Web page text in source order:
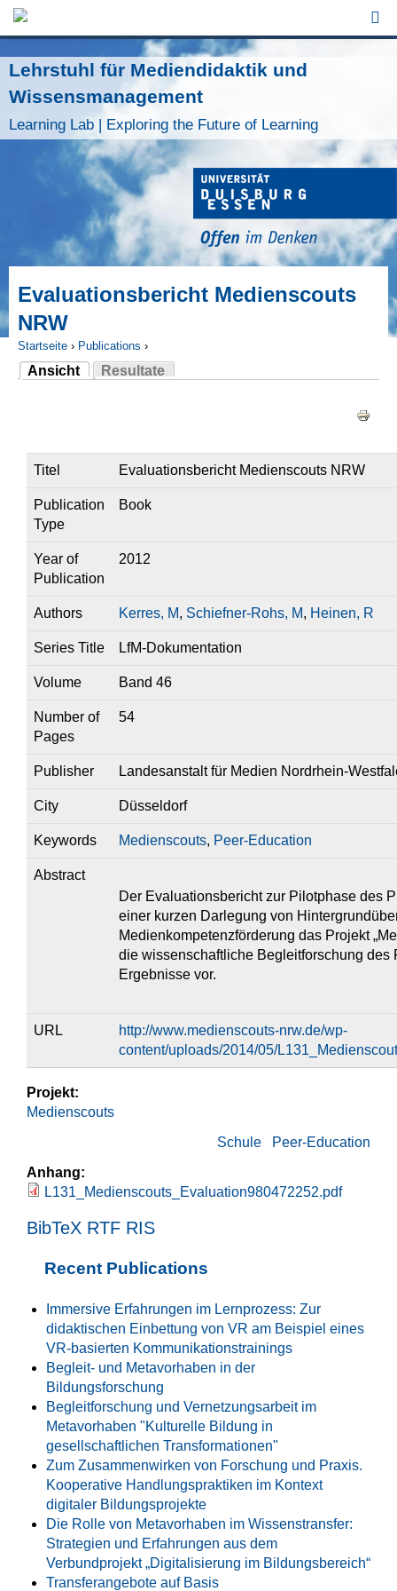
Jump to Navigation
Lehrstuhl für Mediendidaktik und
Wissensmanagement
Learning Lab | Exploring the Future of Learning
Evaluationsbericht Medienscouts
NRW
Sie sind hier
Startseite › Publications ›
Ansicht
(aktiver Reiter)
Resultate
Titel Evaluationsbericht Medienscouts NRW
Publication
Type
Book
Year of
Publication
2012
Authors Kerres, M, Schiefner-Rohs, M, Heinen, R
Series Title LfM-Dokumentation
Volume Band 46
Number of
Pages
54
Publisher Landesanstalt für Medien Nordrhein-
City Düsseldorf
Keywords Medienscouts, Peer-Education
Abstract
Der Evaluationsbericht zur Pilotphase des
einer kurzen Darlegung von
Medienkompetenzförderung das Projekt
die wissenschaftliche Begleitforschung des
Ergebnisse vor.
URL
http://www.medienscouts-nrw.de/wp-
content/uploads/2014/05/
Projekt:
Medienscouts
Peer-Education
Schule
Anhang:
L131_Medienscouts_Evaluation980472252.pdf
BibTeX RTF RIS
Recent Publications
Immersive Erfahrungen im Lernprozess: Zur
didaktischen Einbettung von VR am Beispiel eines
VR-basierten Kommunikationstrainings
Begleit- und Metavorhaben in der
Bildungsforschung
Begleitforschung und Vernetzungsarbeit im
Metavorhaben "Kulturelle Bildung in
gesellschaftlichen Transformationen"
Zum Zusammenwirken von Forschung und Praxis.
Kooperative Handlungspraktiken im Kontext
digitaler Bildungsprojekte
Die Rolle von Metavorhaben im Wissenstransfer:
Strategien und Erfahrungen aus dem
Verbundprojekt „Digitalisierung im Bildungsbereich“
Transferangebote auf Basis